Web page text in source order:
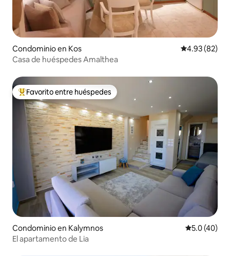
Condominio en Kos Calificación
4.93 (82)
Casa de huéspedes Amalthea
De los mejores en Favorito entre huéspedes
Favorito entre huéspedes
Condominio en Kalymnos Calificación
5.0 (40)
El apartamento de Lia